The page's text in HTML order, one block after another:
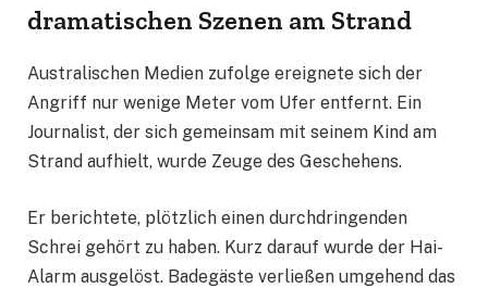
dramatischen Szenen am Strand
Australischen Medien zufolge ereignete sich der
Angriff nur wenige Meter vom Ufer entfernt. Ein
Journalist, der sich gemeinsam mit seinem Kind am
Strand aufhielt, wurde Zeuge des Geschehens.
Er berichtete, plötzlich einen durchdringenden
Schrei gehört zu haben. Kurz darauf wurde der Hai-
Alarm ausgelöst. Badegäste verließen umgehend das